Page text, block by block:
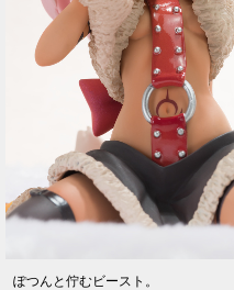
ぽつんと佇むビースト。